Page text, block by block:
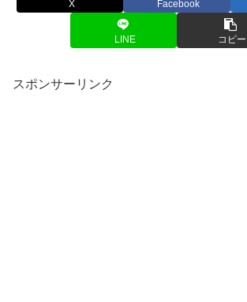
X Facebook
LINE コピー
スポンサーリンク